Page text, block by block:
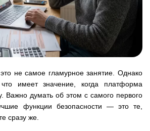
не самое гламурное занятие. Однако
имеет значение, когда платформа
Важно думать об этом с самого первого
функции безопасности — это те,
сразу же.